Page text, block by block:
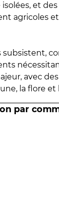
et
agricoles
subsistent,
avec
la flore et
par